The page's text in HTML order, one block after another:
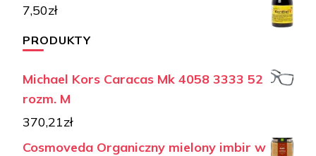
7,50zł
PRODUKTY
Michael Kors Caracas Mk 4058 3333 52
rozm. M
370,21zł
Cosmoveda Organiczny mielony imbir w